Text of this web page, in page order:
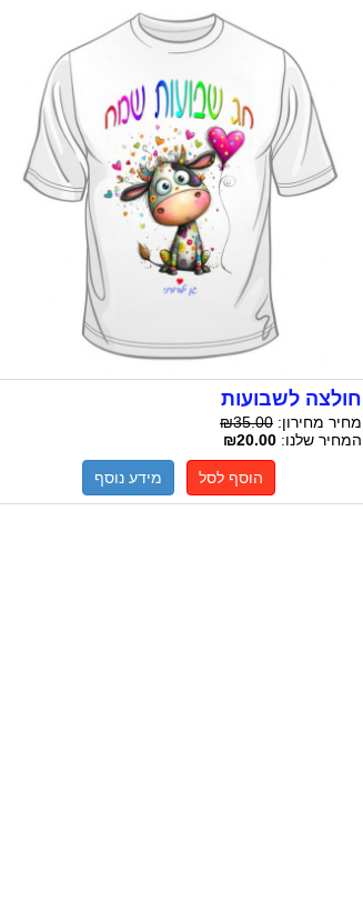
חולצה לשבועות
מחיר מחירון: ₪35.00
המחיר שלנו: ₪20.00
הוסף לסל מידע נוסף